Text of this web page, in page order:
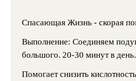
Спасающая Жизнь - скорая
Выполнение: Соединяем
большого. 20-30 минут в день.
Помогает снизить